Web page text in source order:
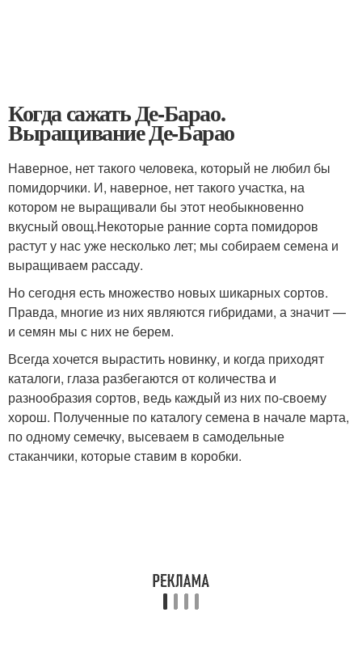
Когда сажать Де-Барао.
Выращивание Де-Барао
Наверное, нет такого человека, который не любил бы
помидорчики. И, наверное, нет такого участка, на
котором не выращивали бы этот необыкновенно
вкусный овощ.Некоторые ранние сорта помидоров
растут у нас уже несколько лет; мы собираем семена и
выращиваем рассаду.
Но сегодня есть множество новых шикарных сортов.
Правда, многие из них являются гибридами, а значит —
и семян мы с них не берем.
Всегда хочется вырастить новинку, и когда приходят
каталоги, глаза разбегаются от количества и
разнообразия сортов, ведь каждый из них по-своему
хорош. Полученные по каталогу семена в начале марта,
по одному семечку, высеваем в самодельные
стаканчики, которые ставим в коробки.